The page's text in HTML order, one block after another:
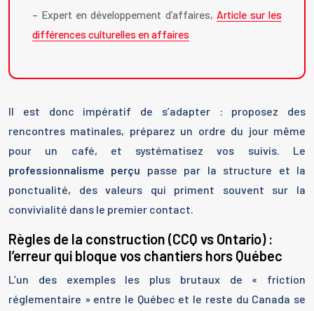
– Expert en développement d’affaires, Article sur les
différences culturelles en affaires
Il est donc impératif de s’adapter : proposez des
rencontres matinales, préparez un ordre du jour même
pour un café, et systématisez vos suivis. Le
professionnalisme perçu passe par la structure et la
ponctualité, des valeurs qui priment souvent sur la
convivialité dans le premier contact.
Règles de la construction (CCQ vs Ontario) :
l’erreur qui bloque vos chantiers hors Québec
L’un des exemples les plus brutaux de « friction
réglementaire » entre le Québec et le reste du Canada se